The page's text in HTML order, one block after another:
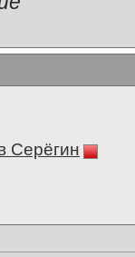
Серёгин